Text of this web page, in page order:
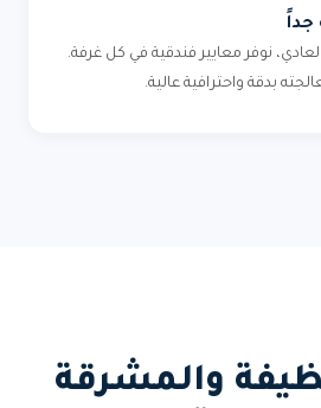
جداً
نوفر معايير فندقية في كل غرفة.
بدقة واحترافية عالية.
والمشرقة